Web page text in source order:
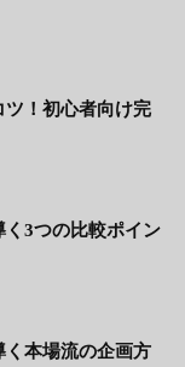
ツ！初心者向け完
3つの比較ポイン
く本場流の企画方